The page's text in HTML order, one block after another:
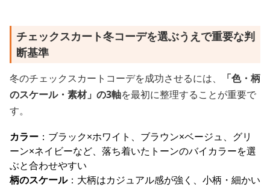
チェックスカート冬コーデを選ぶうえで重要な判
断基準
冬のチェックスカートコーデを成功させるには、
「色・柄
のスケール・素材」の3軸を最初に整理することが重要で
す。
カラー ：ブラック×ホワイト、ブラウン×ベージュ、グリ
ーン×ネイビーなど、落ち着いたトーンのバイカラーを選
ぶと合わせやすい
柄のスケール：大柄はカジュアル感が強く、小柄・細かい